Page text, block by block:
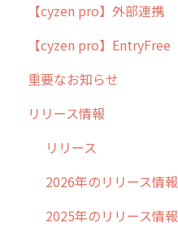
用語集
よくある質問
ポスティング
ラウンダー
メンテナンス
外廻り営業
清掃
不動産
【cyzen pro】外部連携
【cyzen pro】EntryFree
重要なお知らせ
過去の重要なお知らせ
障害情報
リリース情報
リリース
2026年のリリース情報
2025年のリリース情報